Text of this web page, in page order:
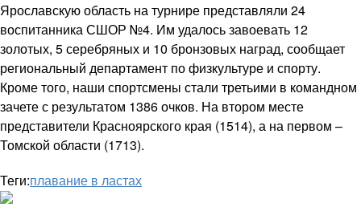
Ярославскую область на турнире представляли 24
воспитанника СШОР №4. Им удалось завоевать 12
золотых, 5 серебряных и 10 бронзовых наград, сообщает
региональный департамент по физкультуре и спорту.
Кроме того, наши спортсмены стали третьими в командном
зачете с результатом 1386 очков. На втором месте
представители Красноярского края (1514), а на первом –
Томской области (1713).
Теги:плавание в ластах